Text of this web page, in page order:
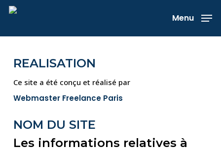
Skip
main
Menu
REALISATION
Ce site a été conçu et réalisé par
Webmaster Freelance Paris
NOM DU SITE
Les informations relatives à